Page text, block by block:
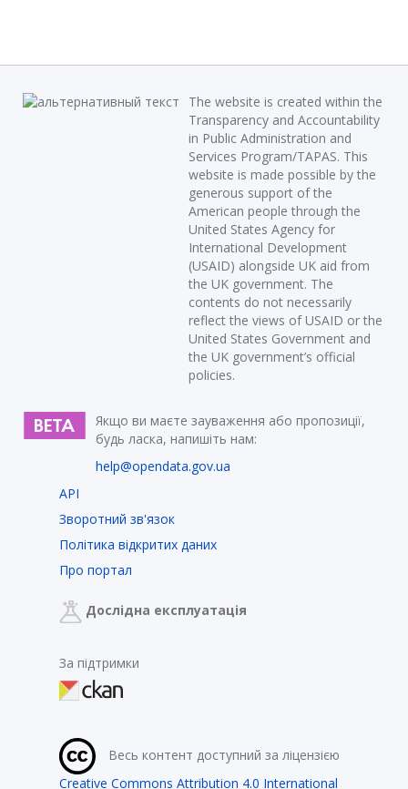
The website is created within the
Transparency and Accountability
in Public Administration and
Services Program/TAPAS. This
website is made possible by the
generous support of the
American people through the
United States Agency for
International Development
(USAID) alongside UK aid from
the UK government. The
contents do not necessarily
reflect the views of USAID or the
United States Government and
the UK government’s official
policies.
Якщо ви маєте зауваження або пропозиції,
будь ласка, напишіть нам:
help@opendata.gov.ua
API
Зворотний зв'язок
Політика відкритих даних
Про портал
Дослідна експлуатація
За підтримки
Весь контент доступний за ліцензією
Creative Commons Attribution 4.0 International